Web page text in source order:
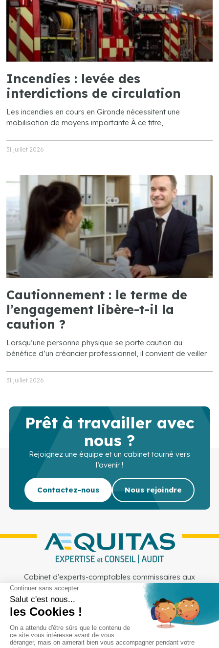
Incendies : levée des
interdictions de circulation
Les incendies en cours en Gironde nécessitent une
mobilisation de moyens importante À ce titre,
31 juillet 2026
Cautionnement : le terme de
l’engagement libère-t-il la
caution ?
Lorsqu’une personne physique se porte caution au
bénéfice d’un créancier professionnel, il convient de veiller
31 juillet 2026
Prêt à travailler avec
nous ?
Rejoignez une équipe et un cabinet tourné vers
l’avenir !
Contactez-nous Nous rejoindre
Cabinet d’experts-comptables commissaires aux
comptes sur Lille, Lens et Douai
Services Secteurs Outils Cabinet